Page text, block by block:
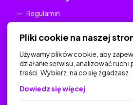
Regulamin
Na skróty
Polityka Prywatności
Pliki cookie na naszej
Używamy plików cookie, aby
działanie serwisu, analizować ruch
treści. Wybierz, na co się zgadzasz.
Dowiedz się więcej